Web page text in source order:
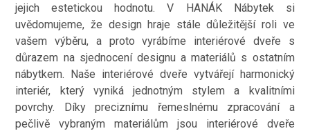
jejich estetickou hodnotu. V HANÁK Nábytek si
uvědomujeme, že design hraje stále důležitější roli ve
vašem výběru, a proto vyrábíme interiérové dveře s
důrazem na sjednocení designu a materiálů s ostatním
nábytkem. Naše interiérové dveře vytvářejí harmonický
interiér, který vyniká jednotným stylem a kvalitními
povrchy. Díky preciznímu řemeslnému zpracování a
pečlivě vybraným materiálům jsou interiérové dveře